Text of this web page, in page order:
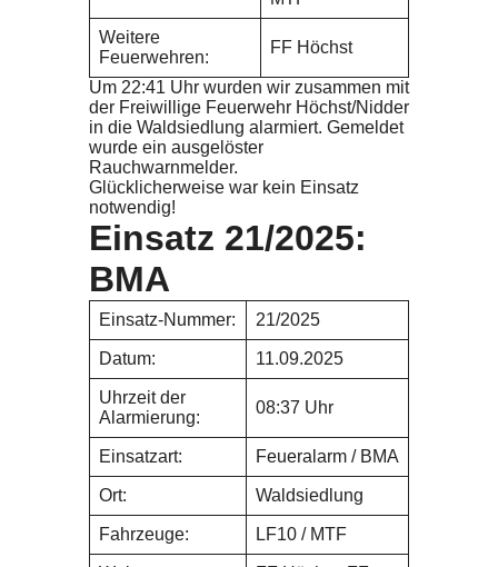
Weitere
Feuerwehren:
FF Höchst
Um 22:41 Uhr wurden wir zusammen mit
der Freiwillige Feuerwehr Höchst/Nidder
in die Waldsiedlung alarmiert. Gemeldet
wurde ein ausgelöster
Rauchwarnmelder.
Glücklicherweise war kein Einsatz
notwendig!
Einsatz 21/2025:
BMA
Einsatz-Nummer: 21/2025
Datum: 11.09.2025
Uhrzeit der
Alarmierung:
08:37 Uhr
Einsatzart: Feueralarm / BMA
Ort: Waldsiedlung
Fahrzeuge: LF10 / MTF